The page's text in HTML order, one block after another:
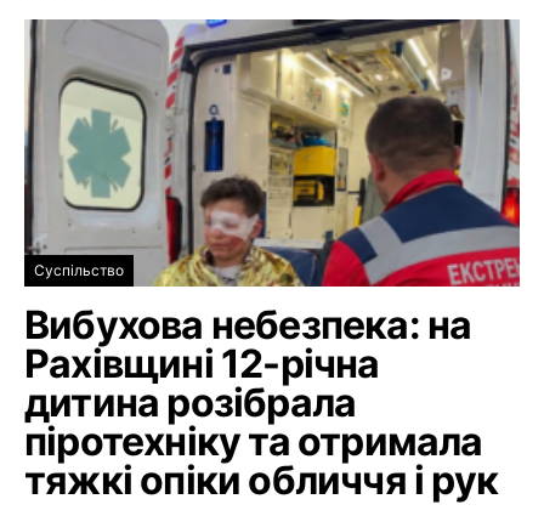
Суспільство
Вибухова небезпека: на
Рахівщині 12-річна
дитина розібрала
піротехніку та отримала
тяжкі опіки обличчя і рук